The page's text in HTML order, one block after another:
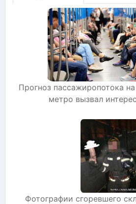
Прогноз пассажиропотока
метро вызвал
Фотографии сгоревшего